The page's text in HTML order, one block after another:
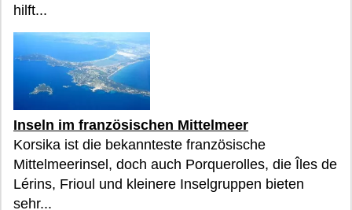
hilft...
Inseln im französischen Mittelmeer
Korsika ist die bekannteste französische
Mittelmeerinsel, doch auch Porquerolles, die Îles de
Lérins, Frioul und kleinere Inselgruppen bieten
sehr...